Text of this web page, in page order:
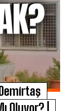
Oluyor? |